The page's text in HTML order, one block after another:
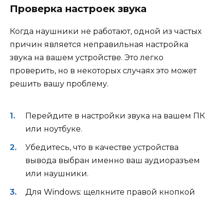
Проверка настроек звука
Когда наушники не работают, одной из частых
причин является неправильная настройка
звука на вашем устройстве. Это легко
проверить, но в некоторых случаях это может
решить вашу проблему.
Перейдите в настройки звука на вашем ПК
или ноутбуке.
Убедитесь, что в качестве устройства
вывода выбран именно ваш аудиоразъем
или наушники.
Для Windows: щелкните правой кнопкой